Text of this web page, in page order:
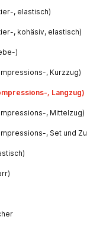
, elastisch)
, kohäsiv, elastisch)
)
, Kurzzug)
, Langzug)
, Mittelzug)
, Set und